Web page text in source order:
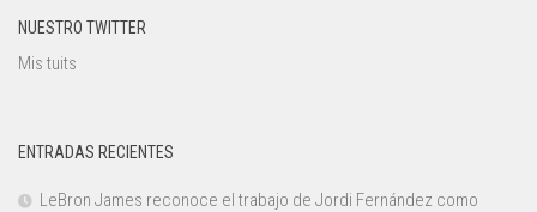
NUESTRO TWITTER
Mis tuits
ENTRADAS RECIENTES
LeBron James reconoce el trabajo de Jordi Fernández como